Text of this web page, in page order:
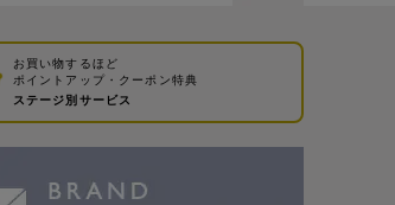
お買い物するほど
ポイントアップ・クーポン特典
ステージ別サービス